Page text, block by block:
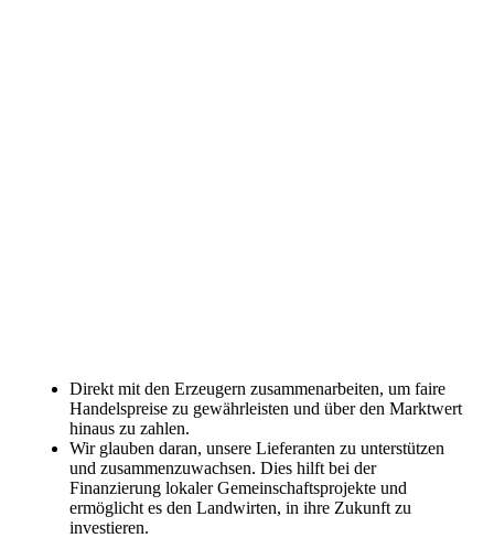
Direkt mit den Erzeugern zusammenarbeiten, um faire
Handelspreise zu gewährleisten und über den Marktwert
hinaus zu zahlen.
Wir glauben daran, unsere Lieferanten zu unterstützen
und zusammenzuwachsen. Dies hilft bei der
Finanzierung lokaler Gemeinschaftsprojekte und
ermöglicht es den Landwirten, in ihre Zukunft zu
investieren.